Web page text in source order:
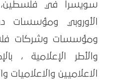
سويسرا في فلسطين،
الأوروبي ومؤسسات
ومؤسسات وشركات
والأطر الإعلامية ،
الاعلاميين والاعلاميات